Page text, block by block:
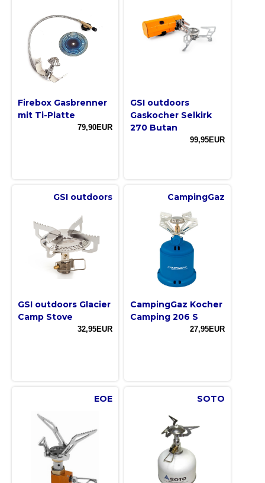
Firebox Gasbrenner
mit Ti-Platte
79,90EUR
GSI outdoors
Gaskocher Selkirk
270 Butan
99,95EUR
GSI outdoors
GSI outdoors Glacier
Camp Stove
32,95EUR
CampingGaz
CampingGaz Kocher
Camping 206 S
27,95EUR
EOE SOTO